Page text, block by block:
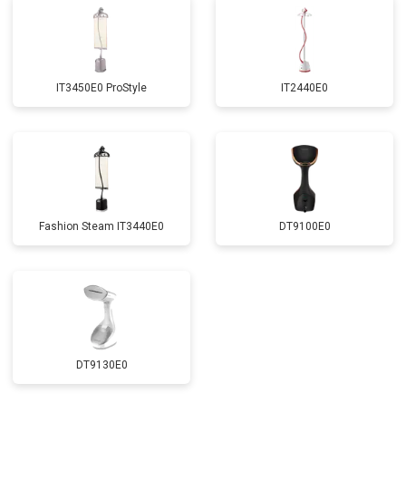
IT3450E0 ProStyle IT2440E0
Fashion Steam IT3440E0 DT9100E0
DT9130E0